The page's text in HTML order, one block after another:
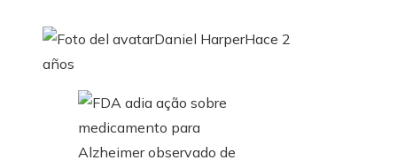
Daniel HarperHace 2
años